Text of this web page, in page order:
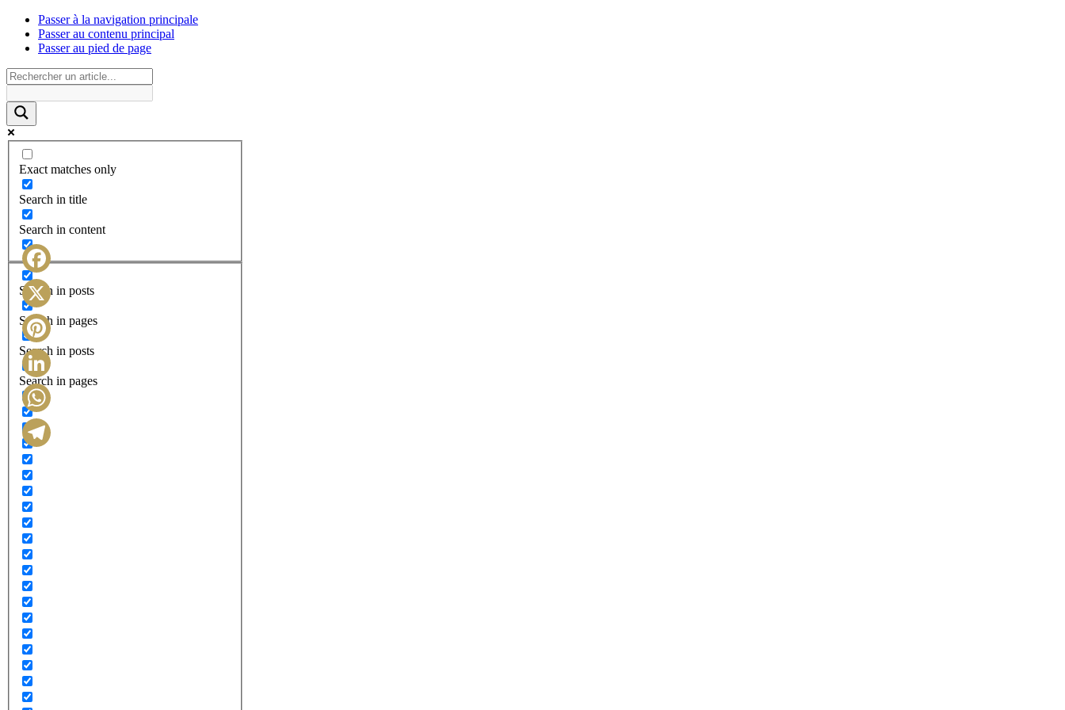
Passer à la navigation principale
Passer au contenu principal
Passer au pied de page
Exact matches only
Search in title
Search in content
Search in posts
Search in pages
Search in posts
Search in pages
Facebook
X
Pinterest
LinkedIn
WhatsApp
Telegram